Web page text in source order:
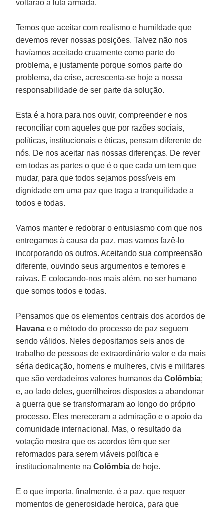
voltarão à luta armada.
Temos que aceitar com realismo e humildade que
devemos rever nossas posições. Talvez não nos
havíamos aceitado cruamente como parte do
problema, e justamente porque somos parte do
problema, da crise, acrescenta-se hoje a nossa
responsabilidade de ser parte da solução.
Esta é a hora para nos ouvir, compreender e nos
reconciliar com aqueles que por razões sociais,
políticas, institucionais e éticas, pensam diferente de
nós. De nos aceitar nas nossas diferenças. De rever
em todas as partes o que é o que cada um tem que
mudar, para que todos sejamos possíveis em
dignidade em uma paz que traga a tranquilidade a
todos e todas.
Vamos manter e redobrar o entusiasmo com que nos
entregamos à causa da paz, mas vamos fazê-lo
incorporando os outros. Aceitando sua compreensão
diferente, ouvindo seus argumentos e temores e
raivas. E colocando-nos mais além, no ser humano
que somos todos e todas.
Pensamos que os elementos centrais dos acordos de
Havana e o método do processo de paz seguem
sendo válidos. Neles depositamos seis anos de
trabalho de pessoas de extraordinário valor e da mais
séria dedicação, homens e mulheres, civis e militares
que são verdadeiros valores humanos daColômbia;
e, ao lado deles, guerrilheiros dispostos a abandonar
a guerra que se transformaram ao longo do próprio
processo. Eles mereceram a admiração e o apoio da
comunidade internacional. Mas, o resultado da
votação mostra que os acordos têm que ser
reformados para serem viáveis política e
institucionalmente naColômbia de hoje.
E o que importa, finalmente, é a paz, que requer
momentos de generosidade heroica, para que